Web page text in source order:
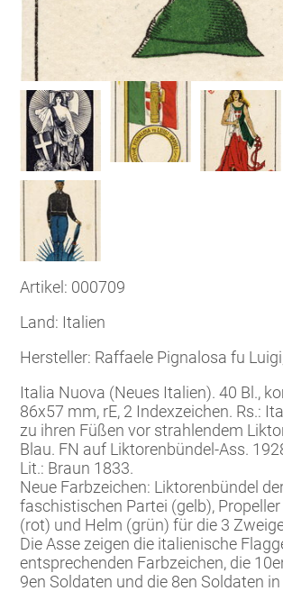
Artikel: 000709
Land: Italien
Hersteller: Raffaele Pignalosa fu
Italia Nuova (Neues Italien). 40 Bl.,
86x57 mm, rE, 2 Indexzeichen. Rs.:
zu ihren Füßen vor strahlendem
Blau. FN auf Liktorenbündel-Ass.
Lit.: Braun 1833.
Neue Farbzeichen: Liktorenbündel
faschistischen Partei (gelb),
(rot) und Helm (grün) für die 3
Die Asse zeigen die italienische
entsprechenden Farbzeichen, die
9en Soldaten und die 8en Soldaten in